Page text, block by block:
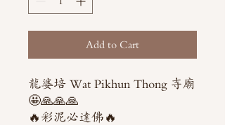
Add to Cart
龍婆培 Wat Pikhun Thong 寺廟
🤩🙏🙏🙏
🔥彩泥必達佛🔥